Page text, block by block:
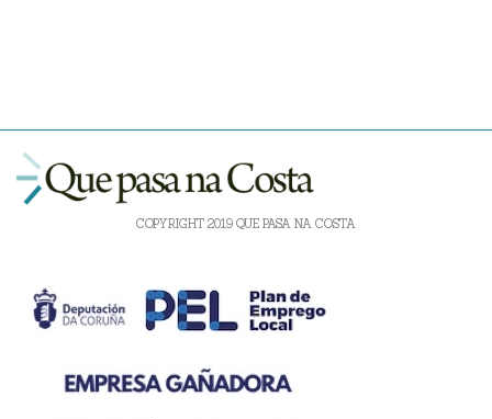
COPYRIGHT 2019 QUE PASA NA COSTA